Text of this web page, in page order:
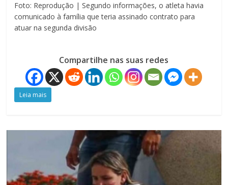
Foto: Reprodução | Segundo informações, o atleta havia
comunicado à família que teria assinado contrato para
atuar na segunda divisão
Compartilhe nas suas redes
Leia mais